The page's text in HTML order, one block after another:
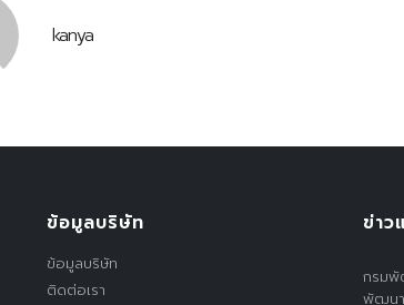
kanya
ข้อมูลบริษัท
ข้อมูลบริษัท
ติดต่อเรา
ข่าว
กรมพั
พัฒนา